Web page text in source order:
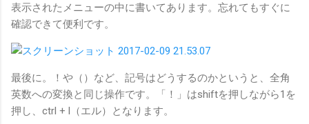
表示されたメニューの中に書いてあります。忘れてもすぐに
確認できて便利です。
最後に。！や（）など、記号はどうするのかというと、全角
英数への変換と同じ操作です。「！」はshiftを押しながら1を
押し、ctrl + l（エル）となります。